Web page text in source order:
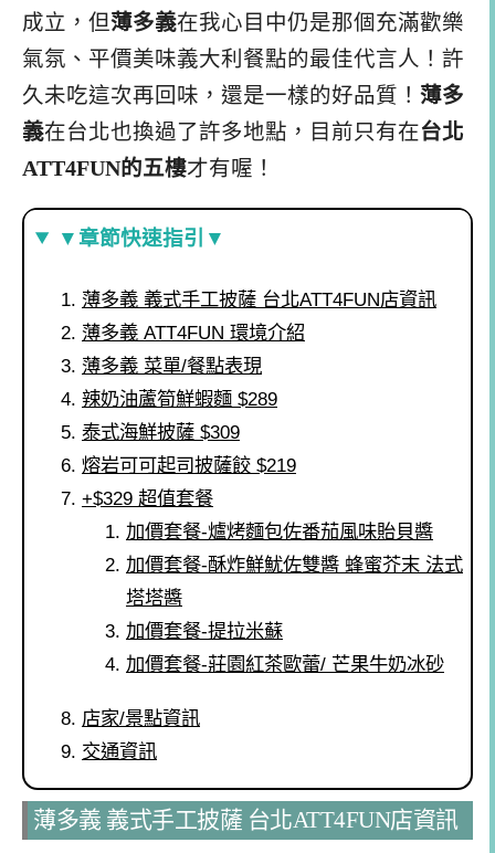
成立，但薄多義在我心目中仍是那個充滿歡樂
氣氛、平價美味義大利餐點的最佳代言人！許
久未吃這次再回味，還是一樣的好品質！ 薄多
義在台北也換過了許多地點，目前只有在台北
ATT4FUN的五樓才有喔！
▼章節快速指引▼
薄多義 義式手工披薩 台北ATT4FUN店資訊
薄多義 ATT4FUN 環境介紹
薄多義 菜單/餐點表現
辣奶油蘆筍鮮蝦麵 $289
泰式海鮮披薩 $309
熔岩可可起司披薩餃 $219
+$329 超值套餐
加價套餐-爐烤麵包佐番茄風味貽貝醬
加價套餐-酥炸鮮魷佐雙醬 蜂蜜芥末 法式
塔塔醬
加價套餐-提拉米蘇
加價套餐-莊園紅茶歐蕾/ 芒果牛奶冰砂
店家/景點資訊
交通資訊
薄多義 義式手工披薩 台北ATT4FUN店資訊